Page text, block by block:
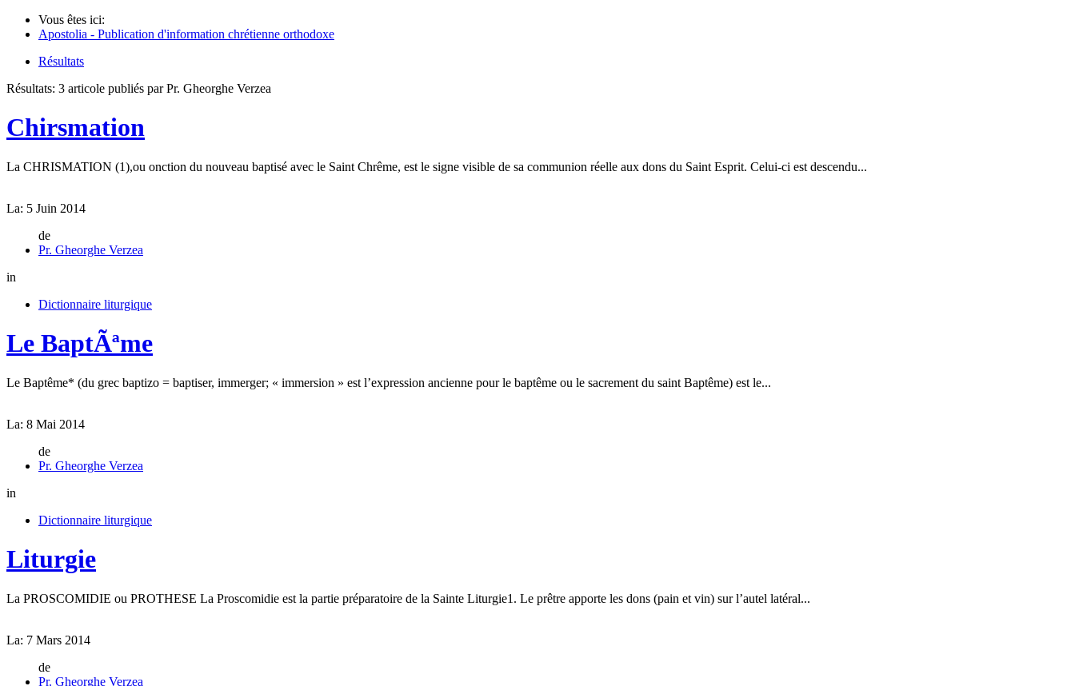
Vous êtes ici:
Apostolia - Publication d'information chrétienne orthodoxe
Résultats
Résultats: 3 articole publiés par Pr. Gheorghe Verzea
Chirsmation
La CHRISMATION (1),ou onction du nouveau baptisé avec le Saint Chrême, est le signe visible de sa communion réelle aux dons du Saint Esprit. Celui-ci est descendu...
La: 5 Juin 2014
de
Pr. Gheorghe Verzea
in
Dictionnaire liturgique
Le BaptÃªme
Le Baptême* (du grec baptizo = baptiser, immerger; « immersion » est l’expression ancienne pour le baptême ou le sacrement du saint Baptême) est le...
La: 8 Mai 2014
de
Pr. Gheorghe Verzea
in
Dictionnaire liturgique
Liturgie
La PROSCOMIDIE ou PROTHESE La Proscomidie est la partie préparatoire de la Sainte Liturgie1. Le prêtre apporte les dons (pain et vin) sur l’autel latéral...
La: 7 Mars 2014
de
Pr. Gheorghe Verzea